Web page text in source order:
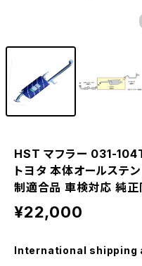
HST マフラー 031-
トヨタ 本体オールステ
制適合品 車検対応 純正
¥22,000
International shipping